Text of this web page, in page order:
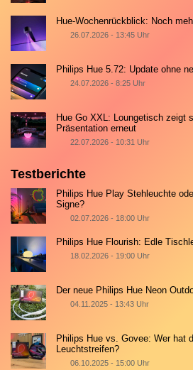
Hue-Wochenrückblick: Noch
26.07.2026 - 13:45 Uhr
Philips Hue 5.72: Update ohne
24.07.2026 - 8:25 Uhr
Hue Go XXL: Loungetisch zeigt
Präsentation erneut
22.07.2026 - 10:31 Uhr
Testberichte
Philips Hue Play Stehleuchte
Signe?
02.07.2026 - 18:00 Uhr
Philips Hue Flourish: Edle
18.02.2026 - 19:00 Uhr
Der neue Philips Hue Neon
04.11.2025 - 13:43 Uhr
Philips Hue vs. Govee: Wer hat
Leuchtstreifen?
06.10.2025 - 15:00 Uhr